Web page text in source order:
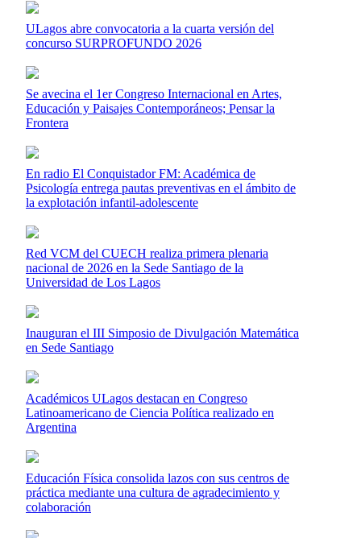
ULagos abre convocatoria a la cuarta versión del
concurso SURPROFUNDO 2026
Se avecina el 1er Congreso Internacional en Artes,
Educación y Paisajes Contemporáneos; Pensar la
Frontera
En radio El Conquistador FM: Académica de
Psicología entrega pautas preventivas en el ámbito de
la explotación infantil-adolescente
Red VCM del CUECH realiza primera plenaria
nacional de 2026 en la Sede Santiago de la
Universidad de Los Lagos
Inauguran el III Simposio de Divulgación Matemática
en Sede Santiago
Académicos ULagos destacan en Congreso
Latinoamericano de Ciencia Política realizado en
Argentina
Educación Física consolida lazos con sus centros de
práctica mediante una cultura de agradecimiento y
colaboración